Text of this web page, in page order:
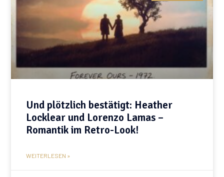
Und plötzlich bestätigt: Heather
Locklear und Lorenzo Lamas –
Romantik im Retro-Look!
WEITERLESEN »